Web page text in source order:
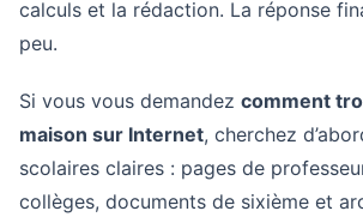
calculs et la rédaction. La réponse
peu.
Si vous vous demandez comment
maison sur Internet, cherchez
scolaires claires : pages de
collèges, documents de sixième et